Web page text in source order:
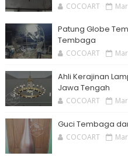
COCOART
Patung Globe
Tembaga
COCOART
Ahli Kerajinan
Jawa Tengah
COCOART
Guci Tembaga
COCOART